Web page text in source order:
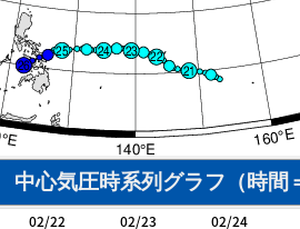
中心気圧時系列グラフ（時間